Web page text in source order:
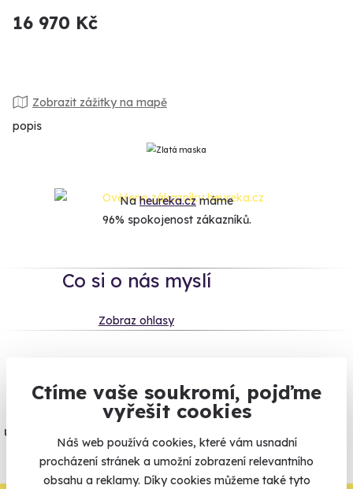
Ctíme vaše soukromí, pojďme
vyřešit cookies
Náš web používá cookies, které vám usnadní
procházení stránek a umožní zobrazení relevantního
obsahu a reklamy. Díky cookies můžeme také tyto
16 970 Kč
Zobrazit zážitky na mapě
popis
Naheureka.czmáme
96% spokojenost zákazníků.
Co si o nás myslí
Zobraz ohlasy
Jeden nikdy neví. Máme nejvyšší
úrazové pojištění z nabídky zážitkových
agentur.
Vše o pojištění